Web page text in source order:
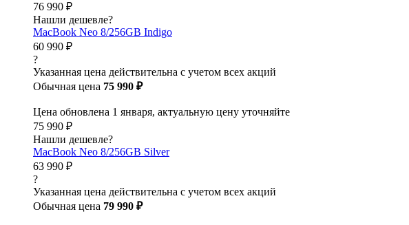
76 990 ₽
Нашли дешевле?
MacBook Neo 8/256GB Indigo
60 990 ₽
?
Указанная цена действительна с учетом всех акций
Обычная цена 75 990 ₽
Цена обновлена 1 января, актуальную цену уточняйте
75 990 ₽
Нашли дешевле?
MacBook Neo 8/256GB Silver
63 990 ₽
?
Указанная цена действительна с учетом всех акций
Обычная цена 79 990 ₽